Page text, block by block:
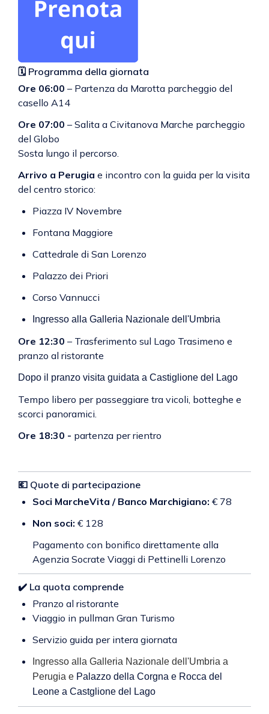
🗓 Programma della giornata
Ore 06:00 – Partenza da Marotta parcheggio del
casello A14
Ore 07:00 – Salita a Civitanova Marche parcheggio
del Globo
Sosta lungo il percorso.
Arrivo a Perugia e incontro con la guida per la visita
del centro storico:
Piazza IV Novembre
Fontana Maggiore
Cattedrale di San Lorenzo
Palazzo dei Priori
Corso Vannucci
Ingresso alla Galleria Nazionale dell'Umbria
Ore 12:30 – Trasferimento sul Lago Trasimeno e
pranzo al ristorante
Dopo il pranzo visita guidata a Castiglione del Lago
Tempo libero per passeggiare tra vicoli, botteghe e
scorci panoramici.
Ore 18:30 - partenza per rientro
💶 Quote di partecipazione
Soci MarcheVita / Banco Marchigiano: € 78
Non soci: € 128
Pagamento con bonifico direttamente alla
Agenzia Socrate Viaggi di Pettinelli Lorenzo
✔️ La quota comprende
Pranzo al ristorante
Viaggio in pullman Gran Turismo
Servizio guida per intera giornata
Ingresso alla Galleria Nazionale dell'Umbria a
Perugia e Palazzo della Corgna e Rocca del
Leone a Castglione del Lago